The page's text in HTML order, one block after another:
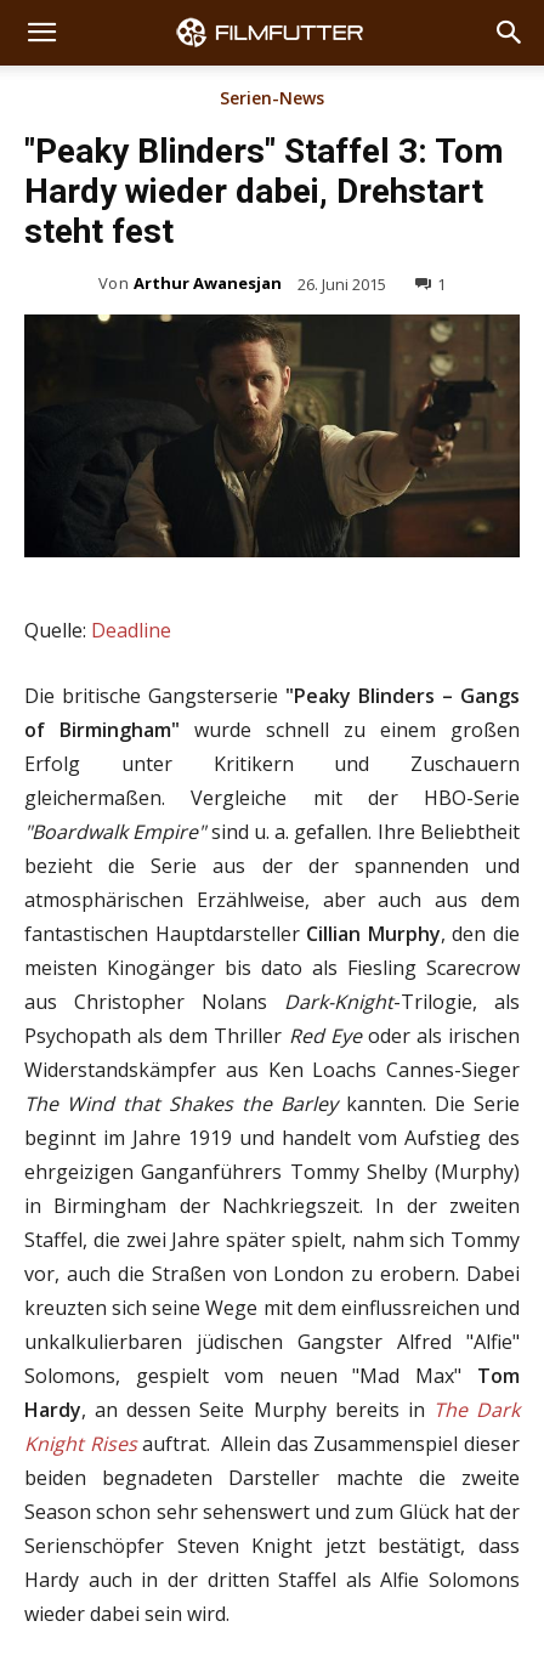
Serien-News
"Peaky Blinders" Staffel 3: Tom
Hardy wieder dabei, Drehstart
steht fest
Von Arthur Awanesjan 26. Juni 2015 1
Quelle: Deadline
Die britische Gangsterserie "Peaky Blinders – Gangs
of Birmingham" wurde schnell zu einem großen
Erfolg unter Kritikern und Zuschauern
gleichermaßen. Vergleiche mit der HBO-Serie
"Boardwalk Empire"sind u. a. gefallen. Ihre Beliebtheit
bezieht die Serie aus der der spannenden und
atmosphärischen Erzählweise, aber auch aus dem
fantastischen Hauptdarsteller Cillian Murphy, den die
meisten Kinogänger bis dato als Fiesling Scarecrow
aus Christopher Nolans Dark-Knight-Trilogie, als
Psychopath als dem Thriller Red Eyeoder als irischen
Widerstandskämpfer aus Ken Loachs Cannes-Sieger
The Wind that Shakes the Barleykannten. Die Serie
beginnt im Jahre 1919 und handelt vom Aufstieg des
ehrgeizigen Ganganführers Tommy Shelby (Murphy)
in Birmingham der Nachkriegszeit. In der zweiten
Staffel, die zwei Jahre später spielt, nahm sich Tommy
vor, auch die Straßen von London zu erobern. Dabei
kreuzten sich seine Wege mit dem einflussreichen und
unkalkulierbaren jüdischen Gangster Alfred "Alfie"
Solomons, gespielt vom neuen "Mad Max" Tom
Hardy, an dessen Seite Murphy bereits in The Dark
Knight Risesauftrat. Allein das Zusammenspiel dieser
beiden begnadeten Darsteller machte die zweite
Season schon sehr sehenswert und zum Glück hat der
Serienschöpfer Steven Knight jetzt bestätigt, dass
Hardy auch in der dritten Staffel als Alfie Solomons
wieder dabei sein wird.